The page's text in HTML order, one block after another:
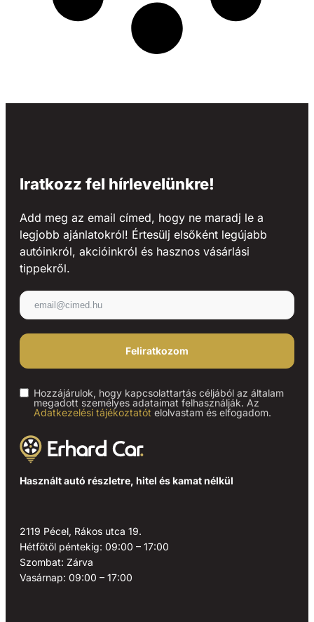
Használt autó részletre, hitel és kamat nélkül
2119 Pécel, Rákos utca 19.
Hétfőtől péntekig: 09:00 – 17:00
Szombat: Zárva
Vasárnap: 09:00 – 17:00
Iratkozz fel hírlevelünkre!
Add meg az email címed, hogy ne maradj le a
legjobb ajánlatokról! Értesülj elsőként legújabb
autóinkról, akcióinkról és hasznos vásárlási
tippekről.
Feliratkozom
Hozzájárulok, hogy kapcsolattartás céljából az általam
megadott személyes adataimat felhasználják. Az
Adatkezelési tájékoztatót elolvastam és elfogadom.